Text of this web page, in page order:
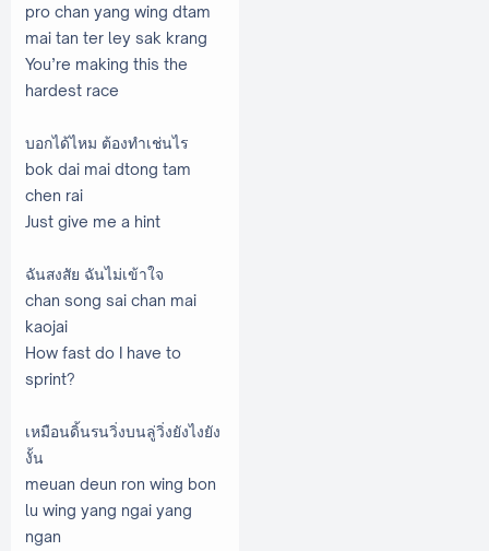
pro chan yang wing dtam
mai tan ter ley sak krang
You’re making this the
hardest race
บอกได้ไหม ต้องทำเช่นไร
bok dai mai dtong tam
chen rai
Just give me a hint
ฉันสงสัย ฉันไม่เข้าใจ
chan song sai chan mai
kaojai
How fast do I have to
sprint?
เหมือนดิ้นรนวิ่งบนลู่วิ่งยังไงยัง
งั้น
meuan deun ron wing bon
lu wing yang ngai yang
ngan